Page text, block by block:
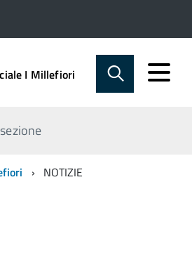
I Millefiori
NOTIZIE